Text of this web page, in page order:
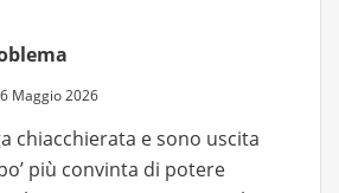
Maggio 2026
chiacchierata e sono uscita
più convinta di potere